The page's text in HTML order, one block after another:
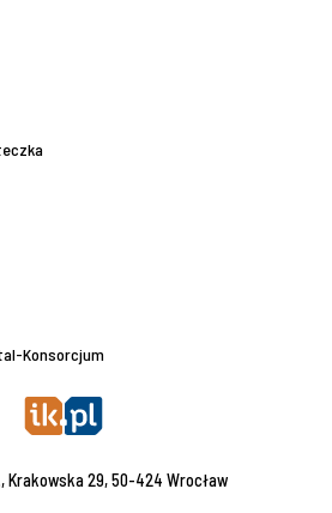
Konsorcjum
29, 50-424 Wrocław